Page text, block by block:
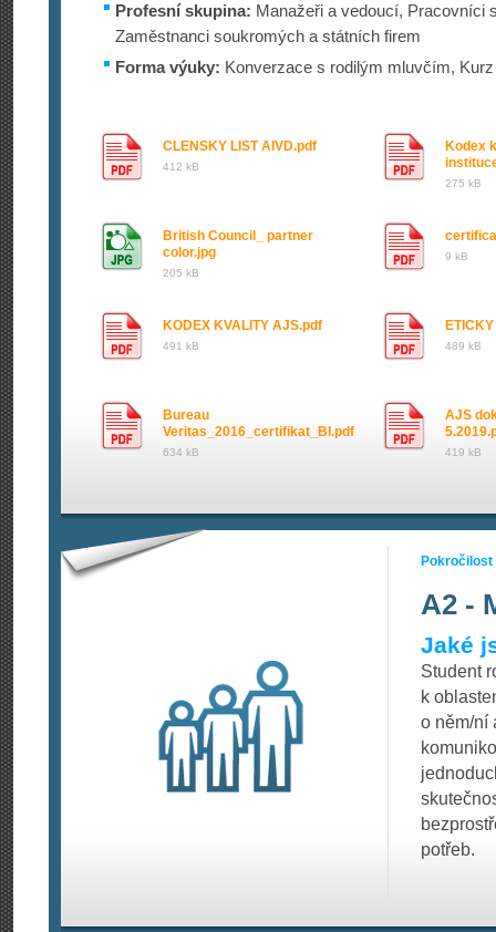
Profesní skupina: Manažeři a vedoucí, Pracovníci
Zaměstnanci soukromých a státních firem
Forma výuky: Konverzace s rodilým mluvčím,
CLENSKY LIST AIVD.pdf
412 kB
Kodex
275 kB
British Council_ partner
color.jpg
205 kB
9 kB
KODEX KVALITY AJS.pdf
491 kB 489 kB
Bureau
Veritas_2016_certifikat_BI.pdf
634 kB
AJS
419 kB
Pokročilost
A2 -
Jaké
Student
k
o něm/ní
potřeb.